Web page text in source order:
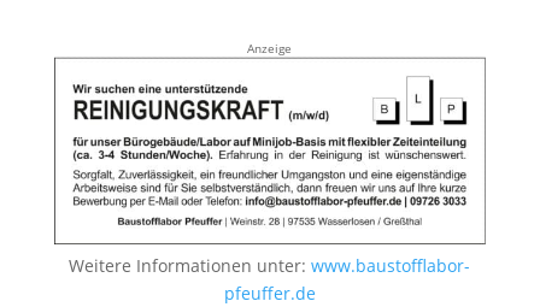
Anzeige
Weitere Informationen unter:www.baustofflabor-
pfeuffer.de